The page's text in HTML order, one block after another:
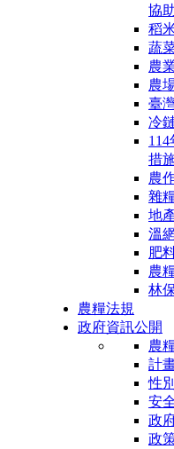
協
稻
蔬
農
農
臺
冷
措
農
雜
地
溫
肥
農
林
農糧法規
政府資訊公開
農
計
性
安
政
政